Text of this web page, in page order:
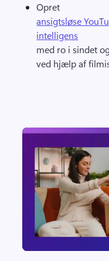
Opret
ansigtsløse
intelligens
med ro i sindet
ved hjælp af